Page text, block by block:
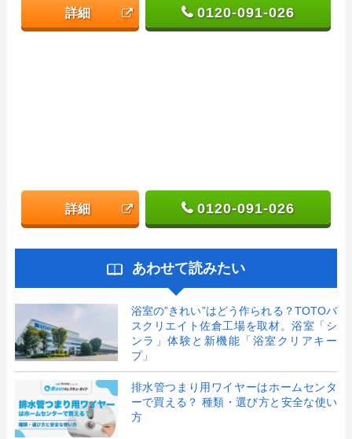
詳細 0120-091-026
詳細 0120-091-026
あわせて読みたい
浴室の”きれい”はどう作られる？TOTOバ
スクリエイト佐倉工場を取材。浴室「シ
ンラ」体験と新機能「浴室クリアキー
プ」
排水管つまり用ワイヤーはホームセンタ
ーで買える？ 種類・選び方と安全な使い
方